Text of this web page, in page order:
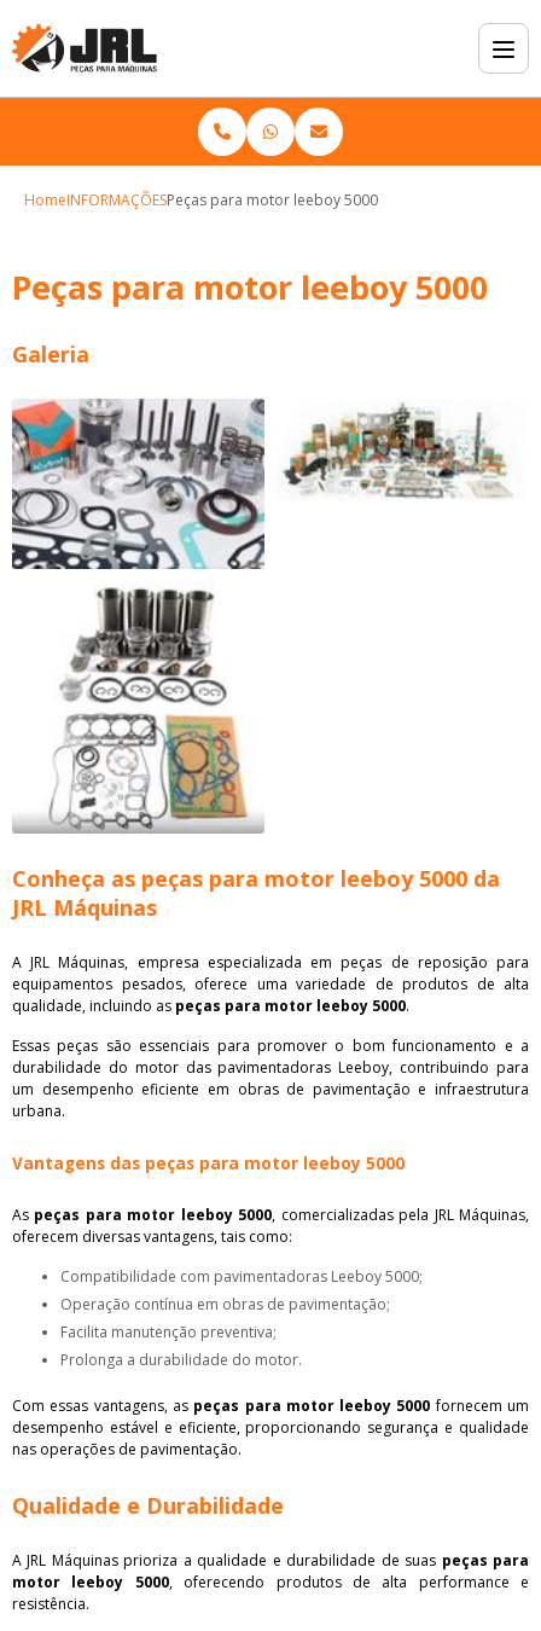
HomeINFORMAÇÕESPeças para motor leeboy 5000
Peças para motor leeboy 5000
Galeria
Conheça as peças para motor leeboy 5000 da
JRL Máquinas
A JRL Máquinas, empresa especializada em peças de reposição para
equipamentos pesados, oferece uma variedade de produtos de alta
qualidade, incluindo as peças para motor leeboy 5000.
Essas peças são essenciais para promover o bom funcionamento e a
durabilidade do motor das pavimentadoras Leeboy, contribuindo para
um desempenho eficiente em obras de pavimentação e infraestrutura
urbana.
Vantagens das peças para motor leeboy 5000
As peças para motor leeboy 5000, comercializadas pela JRL Máquinas,
oferecem diversas vantagens, tais como:
Compatibilidade com pavimentadoras Leeboy 5000;
Operação contínua em obras de pavimentação;
Facilita manutenção preventiva;
Prolonga a durabilidade do motor.
Com essas vantagens, as peças para motor leeboy 5000 fornecem um
desempenho estável e eficiente, proporcionando segurança e qualidade
nas operações de pavimentação.
Qualidade e Durabilidade
A JRL Máquinas prioriza a qualidade e durabilidade de suas peças para
motor leeboy 5000, oferecendo produtos de alta performance e
resistência.